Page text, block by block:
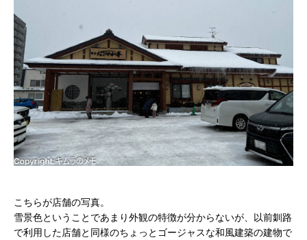
こちらが店舗の写真。
雪景色ということであまり外観の特徴が分からないが、以前釧路
で利用した店舗と同様のちょっとゴージャスな和風建築の建物で